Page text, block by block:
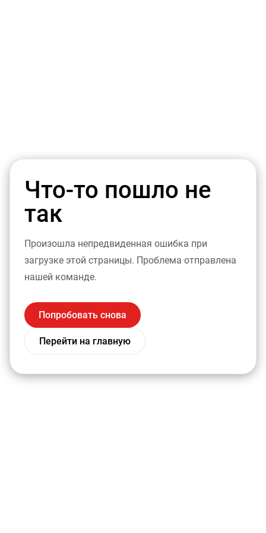
Что-то пошло не
так
Произошла непредвиденная ошибка при
загрузке этой страницы. Проблема отправлена
нашей команде.
Попробовать снова
Перейти на главную